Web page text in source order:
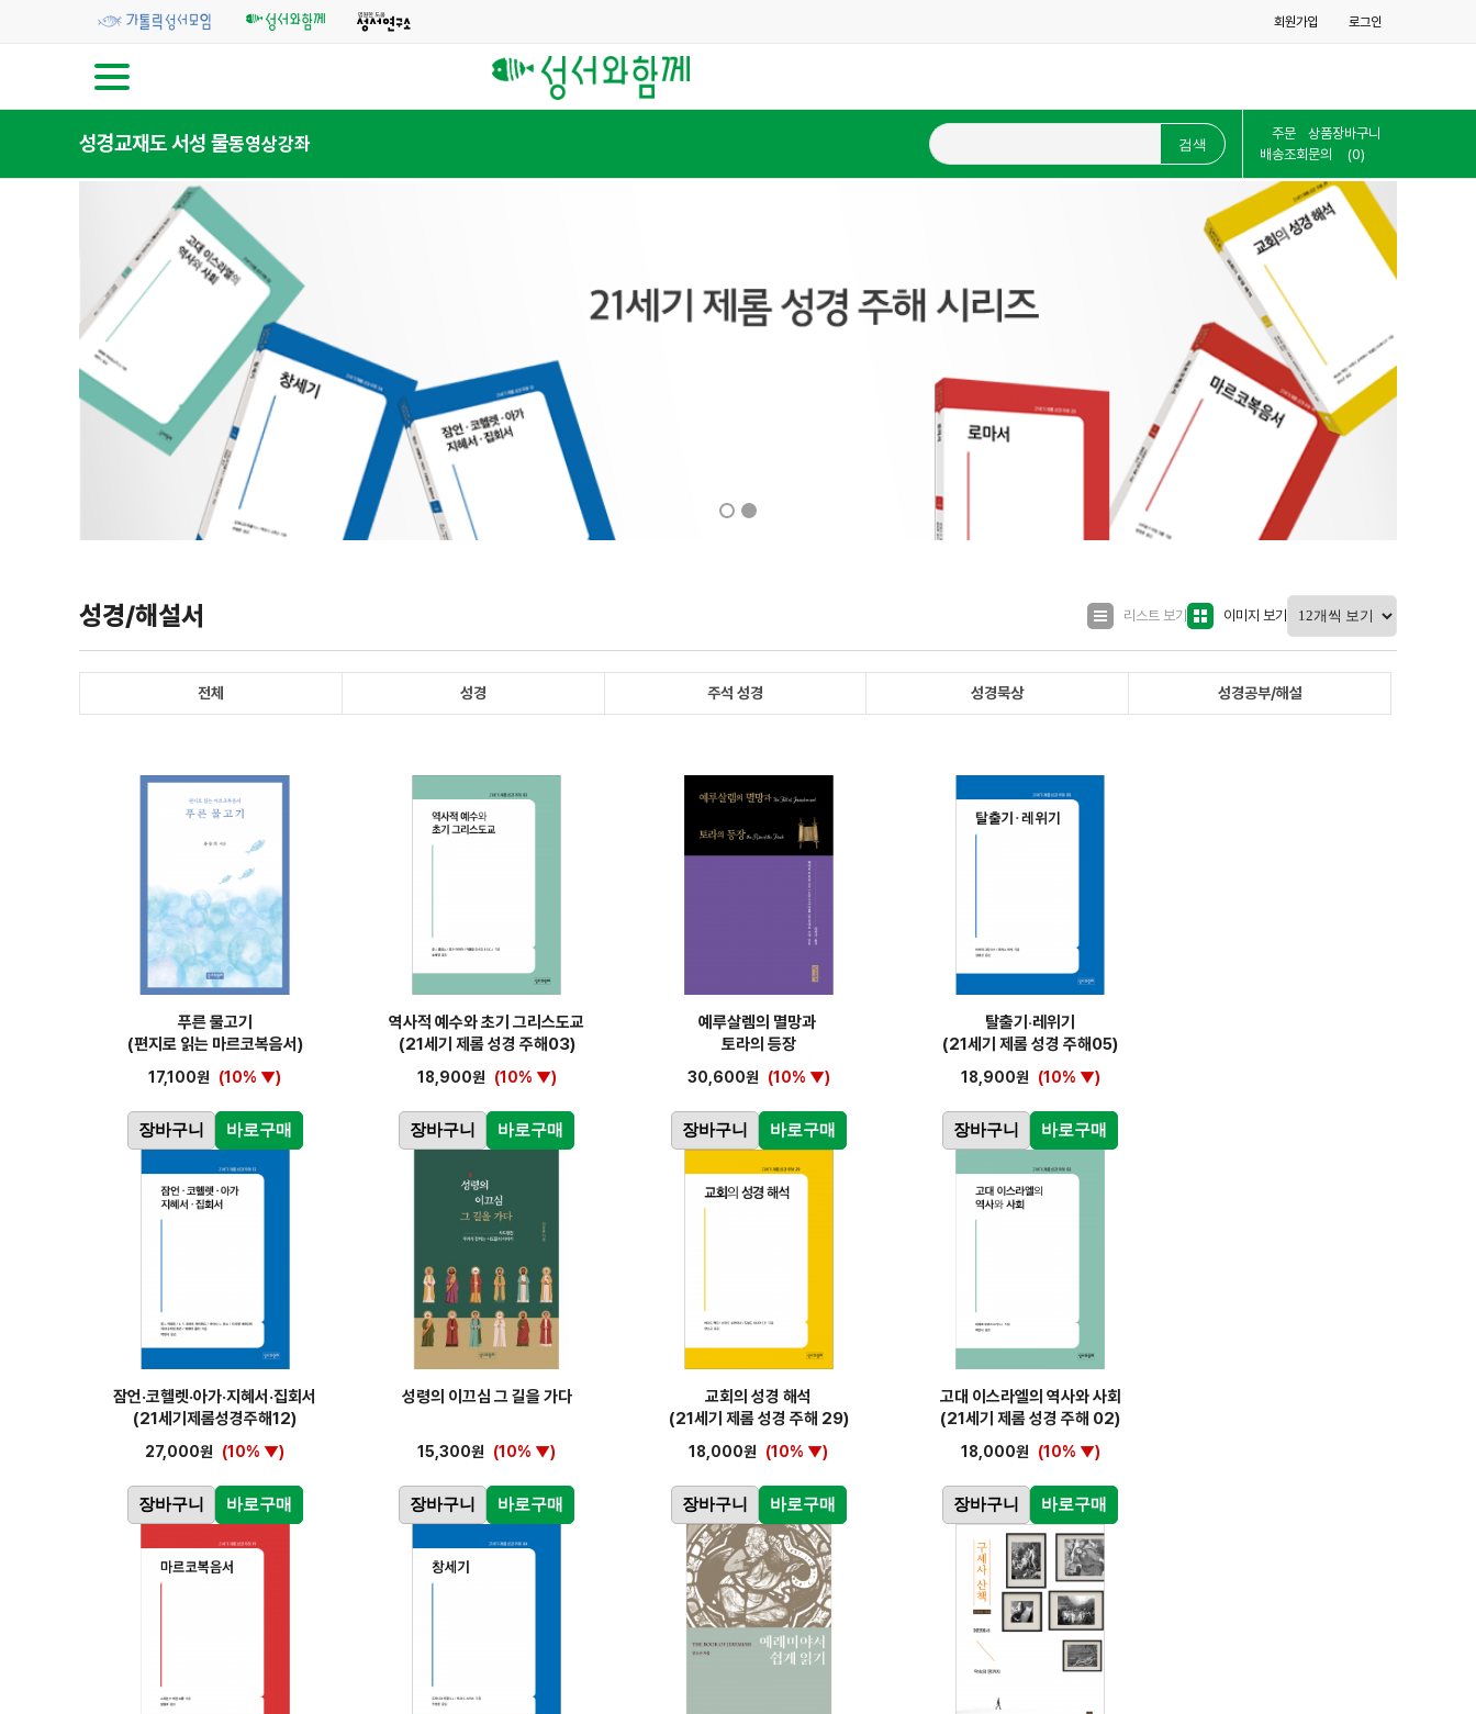
회원가입 로그인
성경교재도 서성 물동영상강좌
주문
배송조회
상품
문의
장바구니
(0)
성경/해설서 리스트 보기 이미지 보기
전체 성경 주석 성경 성경묵상 성경공부/해설
푸른 물고기
(편지로 읽는 마르코복음서)
17,100원 (10% ▼)
장바구니 바로구매
역사적 예수와 초기 그리스도교
(21세기 제롬 성경 주해03)
18,900원 (10% ▼)
장바구니 바로구매
예루살렘의 멸망과
토라의 등장
30,600원 (10% ▼)
장바구니 바로구매
탈출기‧레위기
(21세기 제롬 성경 주해05)
18,900원 (10% ▼)
장바구니 바로구매
잠언·코헬렛·아가·지혜서·집회서
(21세기제롬성경주해12)
27,000원 (10% ▼)
장바구니 바로구매
성령의 이끄심 그 길을 가다
15,300원 (10% ▼)
장바구니 바로구매
교회의 성경 해석
(21세기 제롬 성경 주해 29)
18,000원 (10% ▼)
장바구니 바로구매
고대 이스라엘의 역사와 사회
(21세기 제롬 성경 주해 02)
18,000원 (10% ▼)
장바구니 바로구매